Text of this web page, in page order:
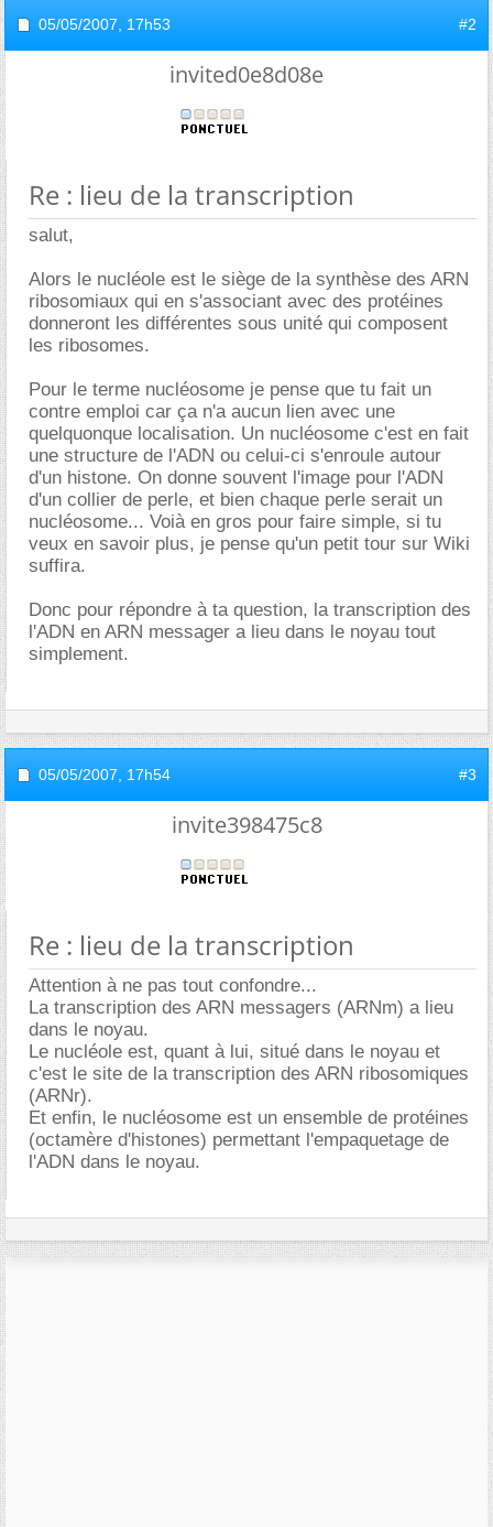
05/05/2007, 17h53 #2
invited0e8d08e
Re : lieu de la transcription
salut,
Alors le nucléole est le siège de la synthèse des ARN
ribosomiaux qui en s'associant avec des protéines
donneront les différentes sous unité qui composent
les ribosomes.
Pour le terme nucléosome je pense que tu fait un
contre emploi car ça n'a aucun lien avec une
quelquonque localisation. Un nucléosome c'est en fait
une structure de l'ADN ou celui-ci s'enroule autour
d'un histone. On donne souvent l'image pour l'ADN
d'un collier de perle, et bien chaque perle serait un
nucléosome... Voià en gros pour faire simple, si tu
veux en savoir plus, je pense qu'un petit tour sur Wiki
suffira.
Donc pour répondre à ta question, la transcription des
l'ADN en ARN messager a lieu dans le noyau tout
simplement.
05/05/2007, 17h54 #3
invite398475c8
Re : lieu de la transcription
Attention à ne pas tout confondre...
La transcription des ARN messagers (ARNm) a lieu
dans le noyau.
Le nucléole est, quant à lui, situé dans le noyau et
c'est le site de la transcription des ARN ribosomiques
(ARNr).
Et enfin, le nucléosome est un ensemble de protéines
(octamère d'histones) permettant l'empaquetage de
l'ADN dans le noyau.